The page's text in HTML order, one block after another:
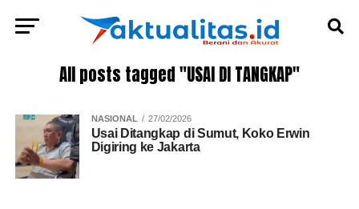
All posts tagged "USAI DI TANGKAP"
NASIONAL 27/02/2026
Usai Ditangkap di Sumut, Koko Erwin
Digiring ke Jakarta